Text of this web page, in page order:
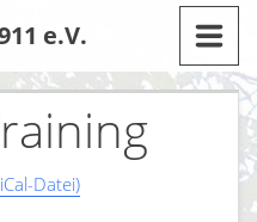
e.V.
Datei)